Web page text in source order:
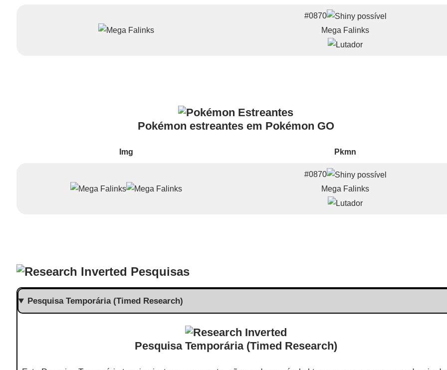
#0870
Mega Falinks
Pokémon estreantes em Pokémon GO
Img Pkmn
#0870
Mega Falinks
Pesquisas
Pesquisa Temporária (Timed Research)
Pesquisa Temporária (Timed Research)